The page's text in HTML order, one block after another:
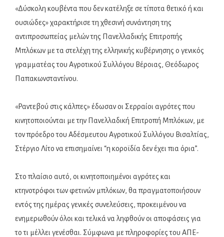
«Δύσκολη κουβέντα που δεν κατέληξε σε τίποτα θετικό ή και
ουσιώδες» χαρακτήρισε τη χθεσινή συνάντηση της
αντιπροσωπείας μελών της Πανελλαδικής Επιτροπής
Μπλόκων με τα στελέχη της ελληνικής κυβέρνησης ο γενικός
γραμματέας του Αγροτικού Συλλόγου Βέροιας, Θεόδωρος
Παπακωνσταντίνου.
«Ραντεβού στις κάλπες» έδωσαν οι Σερραίοι αγρότες που
κινητοποιούνται με την Πανελλαδική Επιτροπή Μπλόκων, με
τον πρόεδρο του Αδέσμευτου Αγροτικού Συλλόγου Βισαλτίας,
Στέργιο Λίτο να επισημαίνει “η κοροϊδία δεν έχει πια όρια”.
Στο πλαίσιο αυτό, οι κινητοποιημένοι αγρότες και
κτηνοτρόφοι των φετινών μπλόκων, θα πραγματοποιήσουν
εντός της ημέρας γενικές συνελεύσεις, προκειμένου να
ενημερωθούν όλοι και τελικά να ληφθούν οι αποφάσεις για
το τι μέλλει γενέσθαι. Σύμφωνα με πληροφορίες του ΑΠΕ-